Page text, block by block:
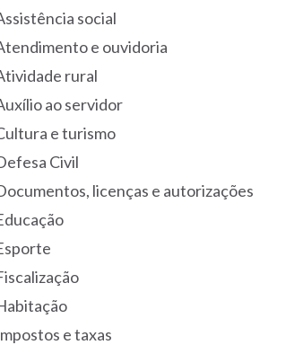
Assistência social
Atendimento e ouvidoria
Atividade rural
Auxílio ao servidor
Cultura e turismo
Defesa Civil
Documentos, licenças e autorizações
Educação
Esporte
Fiscalização
habitação
Impostos e taxas